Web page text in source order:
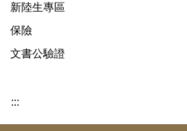
新陸生專區
保險
文書公驗證
:::